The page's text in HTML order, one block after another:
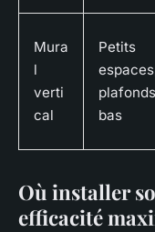
Mura
l
verti
cal
Petits
plafonds
bas
Où installer
efficacité